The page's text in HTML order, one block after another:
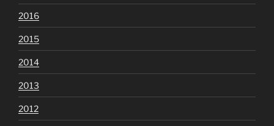
2016
2015
2014
2013
2012